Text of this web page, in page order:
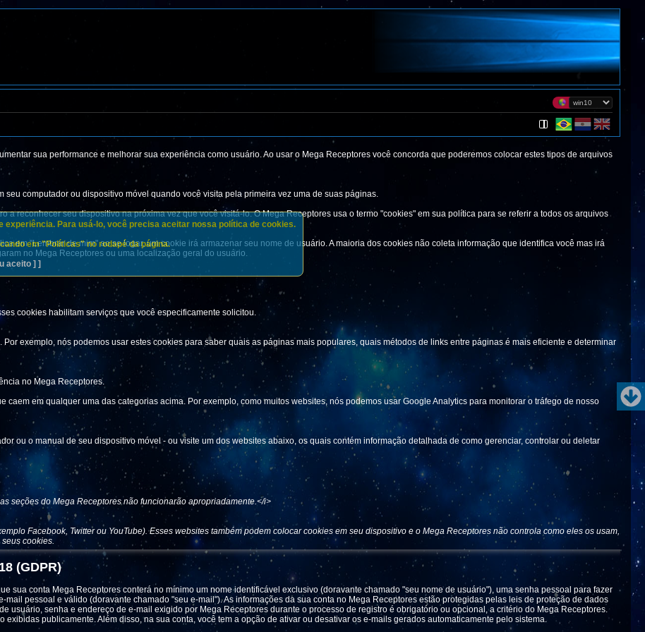
sua performance e melhorar sua experiência como usuário. Ao usar o Mega Receptores você concorda que poderemos colocar estes tipos de arquivos
computador ou dispositivo móvel quando você visita pela primeira vez uma de suas páginas.
a reconhecer seu dispositivo na próxima vez que você visitá-lo. O Mega Receptores usa o termo "cookies" em sua política para se referir a todos os arquivos
em "Lembrar de mim" ao se logar, um cookie irá armazenar seu nome de usuário. A maioria dos cookies não coleta informação que identifica você mas irá
no Mega Receptores ou uma localização geral do usuário.
cookies habilitam serviços que você especificamente solicitou.
exemplo, nós podemos usar estes cookies para saber quais as páginas mais populares, quais métodos de links entre páginas é mais eficiente e determinar
no Mega Receptores.
caem em qualquer uma das categorias acima. Por exemplo, como muitos websites, nós podemos usar Google Analytics para monitorar o tráfego de nosso
ou o manual de seu dispositivo móvel - ou visite um dos websites abaixo, os quais contém informação detalhada de como gerenciar, controlar ou deletar
seções do Mega Receptores não funcionarão apropriadamente.</i>
Facebook, Twitter ou YouTube). Esses websites também podem colocar cookies em seu dispositivo e o Mega Receptores não controla como eles os usam,
cookies.
(GDPR)
sua conta Mega Receptores conterá no mínimo um nome identificável exclusivo (doravante chamado "seu nome de usuário"), uma senha pessoal para fazer
pessoal e válido (doravante chamado "seu e-mail"). As informações da sua conta no Mega Receptores estão protegidas pelas leis de proteção de dados
usuário, senha e endereço de e-mail exigido por Mega Receptores durante o processo de registro é obrigatório ou opcional, a critério do Mega Receptores.
publicamente. Além disso, na sua conta, você tem a opção de ativar ou desativar os e-mails gerados automaticamente pelo sistema.
Para usá-lo, você precisa aceitar nossa política de cookies.
em "Políticas" no rodapé da página.
aceito ] ]